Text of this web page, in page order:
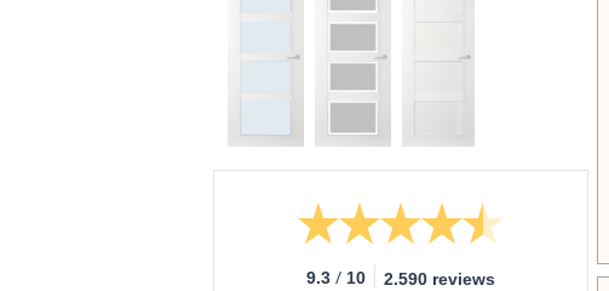
9.3 / 10 2.590 reviews